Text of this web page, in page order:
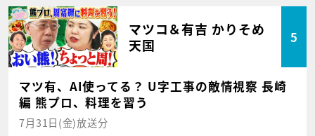
マツコ＆有吉 かりそめ
天国
5
マツ有、AI使ってる？ U字工事の敵情視察 長崎
編 熊プロ、料理を習う
7月31日(金)放送分